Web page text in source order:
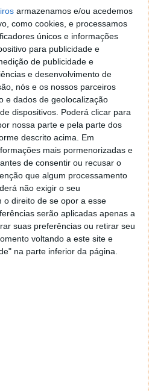
armazenamos e/ou acedemos
como cookies, e processamos
únicos e informações
para publicidade e
de publicidade e
e desenvolvimento de
nós e os nossos parceiros
e dados de geolocalização
dispositivos. Poderá clicar para
nossa parte e pela parte dos
descrito acima. Em
mais pormenorizadas e
de consentir ou recusar o
que algum processamento
não exigir o seu
o direito de se opor a esse
serão aplicadas apenas a
suas preferências ou retirar seu
voltando a este site e
na parte inferior da página.
com os Live
como serão
COMENTAR